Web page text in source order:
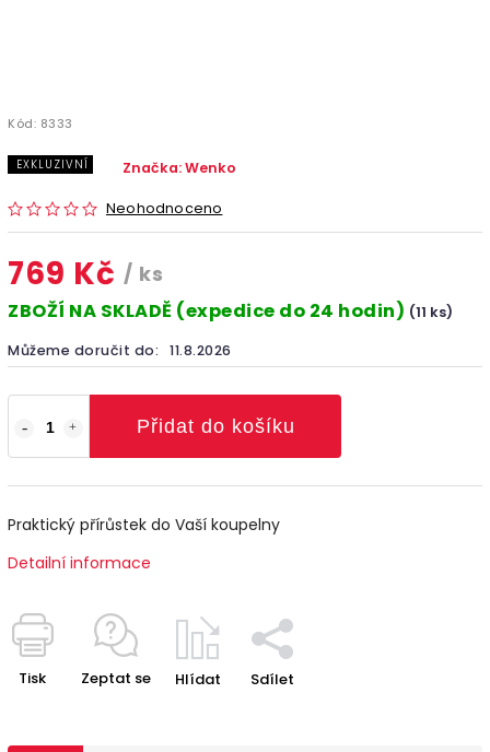
Kód: 8333
EXKLUZIVNÍ
Neohodnoceno
Značka:Wenko
769 Kč / ks
ZBOŽÍ NA SKLADĚ (expedice do 24 hodin) (11 ks)
Můžeme doručit do: 11.8.2026
Přidat do košíku
Praktický přírůstek do Vaší koupelny
Detailní informace
Tisk Zeptat se Hlídat Sdílet